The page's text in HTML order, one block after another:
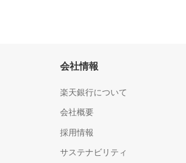
会社情報
楽天銀行について
会社概要
採用情報
サステナビリティ